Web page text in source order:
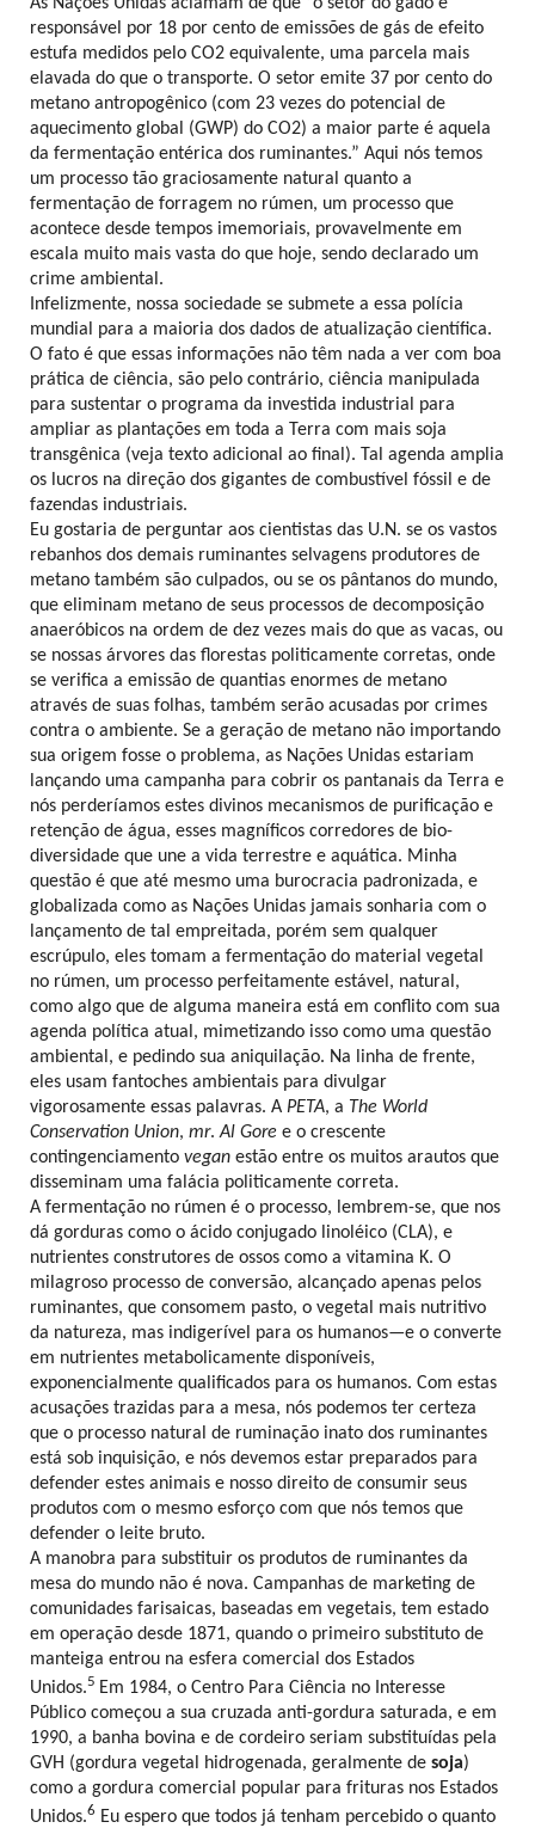
responsável por 18 por cento de emissões de gás de efeito
estufa medidos pelo CO2 equivalente, uma parcela mais
elavada do que o transporte. O setor emite 37 por cento do
metano antropogênico (com 23 vezes do potencial de
aquecimento global (GWP) do CO2) a maior parte é aquela
da fermentação entérica dos ruminantes.” Aqui nós temos
um processo tão graciosamente natural quanto a
fermentação de forragem no rúmen, um processo que
acontece desde tempos imemoriais, provavelmente em
escala muito mais vasta do que hoje, sendo declarado um
crime ambiental.
Infelizmente, nossa sociedade se submete a essa polícia
mundial para a maioria dos dados de atualização científica.
O fato é que essas informações não têm nada a ver com boa
prática de ciência, são pelo contrário, ciência manipulada
para sustentar o programa da investida industrial para
ampliar as plantações em toda a Terra com mais soja
transgênica (veja texto adicional ao final). Tal agenda amplia
os lucros na direção dos gigantes de combustível fóssil e de
fazendas industriais.
Eu gostaria de perguntar aos cientistas das U.N. se os vastos
rebanhos dos demais ruminantes selvagens produtores de
metano também são culpados, ou se os pântanos do mundo,
que eliminam metano de seus processos de decomposição
anaeróbicos na ordem de dez vezes mais do que as vacas, ou
se nossas árvores das florestas politicamente corretas, onde
se verifica a emissão de quantias enormes de metano
através de suas folhas, também serão acusadas por crimes
contra o ambiente. Se a geração de metano não importando
sua origem fosse o problema, as Nações Unidas estariam
lançando uma campanha para cobrir os pantanais da Terra e
nós perderíamos estes divinos mecanismos de purificação e
retenção de água, esses magníficos corredores de bio-
diversidade que une a vida terrestre e aquática. Minha
questão é que até mesmo uma burocracia padronizada, e
globalizada como as Nações Unidas jamais sonharia com o
lançamento de tal empreitada, porém sem qualquer
escrúpulo, eles tomam a fermentação do material vegetal
no rúmen, um processo perfeitamente estável, natural,
como algo que de alguma maneira está em conflito com sua
agenda política atual, mimetizando isso como uma questão
ambiental, e pedindo sua aniquilação. Na linha de frente,
eles usam fantoches ambientais para divulgar
vigorosamente essas palavras. A PETA, a The World
Conservation Union, mr.Al Gore e o crescente
contingenciamento vegan estão entre os muitos arautos que
disseminam uma falácia politicamente correta.
A fermentação no rúmen é o processo, lembrem-se, que nos
dá gorduras como o ácido conjugado linoléico (CLA), e
nutrientes construtores de ossos como a vitamina K. O
milagroso processo de conversão, alcançado apenas pelos
ruminantes, que consomem pasto, o vegetal mais nutritivo
da natureza, mas indigerível para os humanos—e o converte
em nutrientes metabolicamente disponíveis,
exponencialmente qualificados para os humanos. Com estas
acusações trazidas para a mesa, nós podemos ter certeza
que o processo natural de ruminação inato dos ruminantes
está sob inquisição, e nós devemos estar preparados para
defender estes animais e nosso direito de consumir seus
produtos com o mesmo esforço com que nós temos que
defender o leite bruto.
A manobra para substituir os produtos de ruminantes da
mesa do mundo não é nova. Campanhas de marketing de
comunidades farisaicas, baseadas em vegetais, tem estado
em operação desde 1871, quando o primeiro substituto de
manteiga entrou na esfera comercial dos Estados
Unidos.5 Em 1984, o Centro Para Ciência no Interesse
Público começou a sua cruzada anti-gordura saturada, e em
1990, a banha bovina e de cordeiro seriam substituídas pela
GVH (gordura vegetal hidrogenada, geralmente de soja)
como a gordura comercial popular para frituras nos Estados
Unidos.6 Eu espero que todos já tenham percebido o quanto